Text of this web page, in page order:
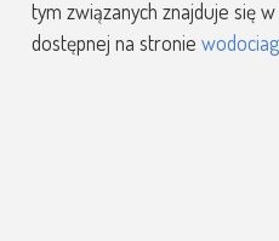
tym związanych znajduje się
dostępnej na stronie